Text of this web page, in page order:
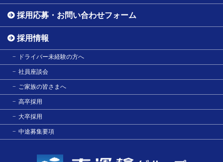
採用応募・お問い合わせフォーム
採用情報
ドライバー未経験の方へ
社員座談会
ご家族の皆さまへ
高卒採用
大卒採用
中途募集要項